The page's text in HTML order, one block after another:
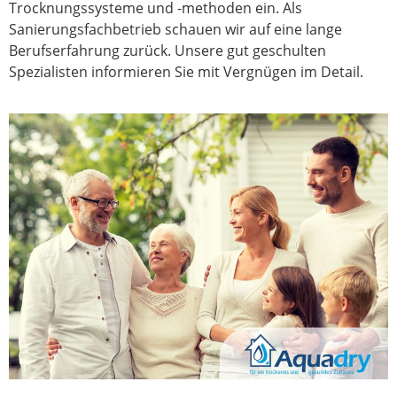
Trocknungssysteme und -methoden ein. Als
Sanierungsfachbetrieb schauen wir auf eine lange
Berufserfahrung zurück. Unsere gut geschulten
Spezialisten informieren Sie mit Vergnügen im Detail.